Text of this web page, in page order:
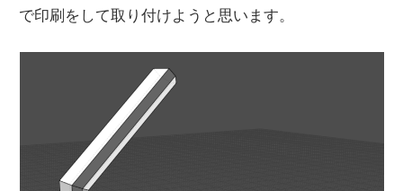
で印刷をして取り付けようと思います。